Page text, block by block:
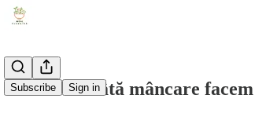
Subscribe Sign in
CADOU: Câtă mâncare